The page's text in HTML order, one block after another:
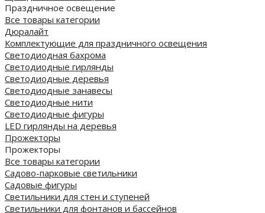
Праздничное освещение
Все товары категории
Дюралайт
Комплектующие для праздничного освещения
Светодиодная бахрома
Светодиодные гирлянды
Светодиодные деревья
Светодиодные занавесы
Светодиодные нити
Светодиодные фигуры
LED гирлянды на деревья
Прожекторы
Прожекторы
Все товары категории
Садово-парковые светильники
Садовые фигуры
Светильники для стен и ступеней
Светильники для фонтанов и бассейнов